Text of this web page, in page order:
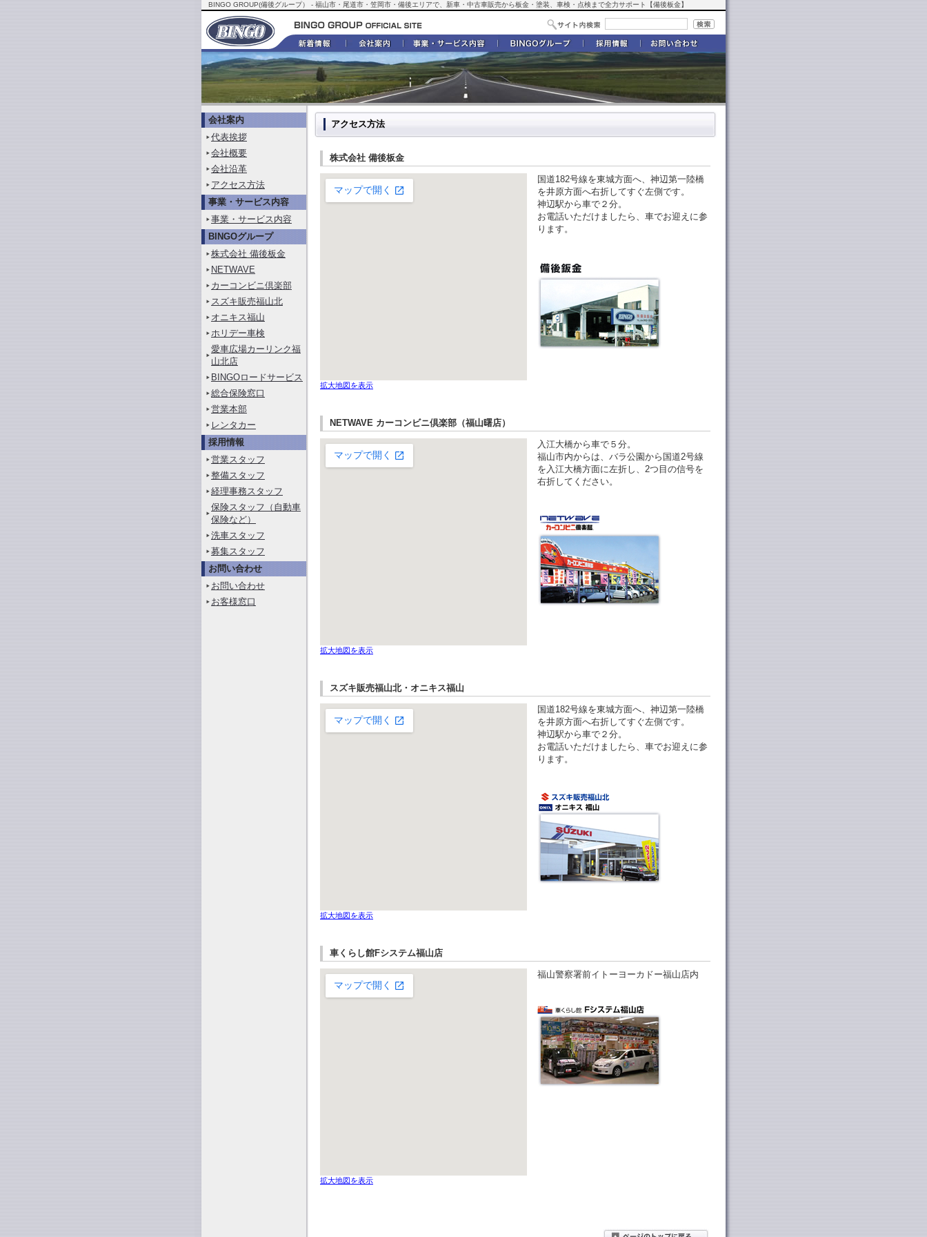
BINGO GROUP(備後グループ） - 福山市・尾道市・笠岡市・備後エリアで、新車・中古車販売から板金・塗装、車検・点検まで全力サポート【備後板金】
会社案内
代表挨拶
会社概要
会社沿革
アクセス方法
事業・サービス内容
事業・サービス内容
BINGOグループ
株式会社 備後板金
NETWAVE
カーコンビニ倶楽部
スズキ販売福山北
オニキス福山
ホリデー車検
愛車広場カーリンク福
山北店
BINGOロードサービス
総合保険窓口
営業本部
レンタカー
採用情報
営業スタッフ
整備スタッフ
経理事務スタッフ
保険スタッフ（自動車
保険など）
洗車スタッフ
募集スタッフ
お問い合わせ
お問い合わせ
お客様窓口
アクセス方法
株式会社 備後板金
拡大地図を表示
国道182号線を東城方面へ、神辺第一陸橋
を井原方面へ右折してすぐ左側です。
神辺駅から車で２分。
お電話いただけましたら、車でお迎えに参
ります。
NETWAVE カーコンビニ倶楽部（福山曙店）
拡大地図を表示
入江大橋から車で５分。
福山市内からは、バラ公園から国道2号線
を入江大橋方面に左折し、2つ目の信号を
右折してください。
スズキ販売福山北・オニキス福山
拡大地図を表示
国道182号線を東城方面へ、神辺第一陸橋
を井原方面へ右折してすぐ左側です。
神辺駅から車で２分。
お電話いただけましたら、車でお迎えに参
ります。
車くらし館Fシステム福山店
拡大地図を表示
福山警察署前イトーヨーカドー福山店内